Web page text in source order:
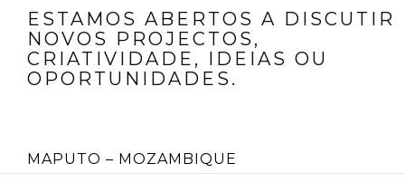
ESTAMOS ABERTOS A DISCUTIR
NOVOS PROJECTOS,
CRIATIVIDADE, IDEIAS OU
OPORTUNIDADES.
MAPUTO – MOZAMBIQUE